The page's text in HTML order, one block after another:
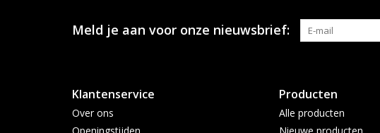
Meld je aan voor onze nieuwsbrief:
Klantenservice
Over ons
Producten
Alle producten